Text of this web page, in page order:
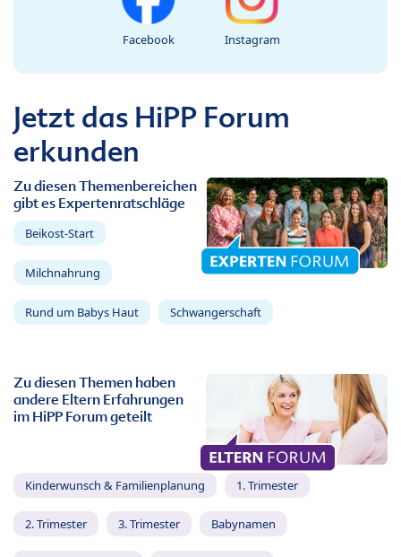
Facebook Instagram
Jetzt das HiPP Forum
erkunden
Zu diesen Themenbereichen
gibt es Expertenratschläge
Beikost-Start
Milchnahrung
Rund um Babys Haut Schwangerschaft
Zu diesen Themen haben
andere Eltern Erfahrungen
im HiPP Forum geteilt
Kinderwunsch & Familienplanung 1. Trimester
2. Trimester 3. Trimester Babynamen